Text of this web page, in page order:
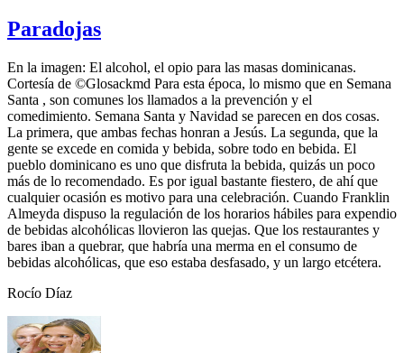
Paradojas
En la imagen: El alcohol, el opio para las masas dominicanas.
Cortesía de ©Glosackmd Para esta época, lo mismo que en Semana
Santa , son comunes los llamados a la prevención y el
comedimiento. Semana Santa y Navidad se parecen en dos cosas.
La primera, que ambas fechas honran a Jesús. La segunda, que la
gente se excede en comida y bebida, sobre todo en bebida. El
pueblo dominicano es uno que disfruta la bebida, quizás un poco
más de lo recomendado. Es por igual bastante fiestero, de ahí que
cualquier ocasión es motivo para una celebración. Cuando Franklin
Almeyda dispuso la regulación de los horarios hábiles para expendio
de bebidas alcohólicas llovieron las quejas. Que los restaurantes y
bares iban a quebrar, que habría una merma en el consumo de
bebidas alcohólicas, que eso estaba desfasado, y un largo etcétera.
Rocío Díaz